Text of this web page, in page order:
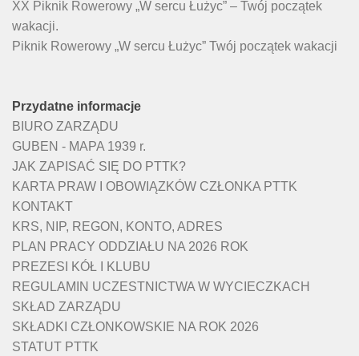
XX Piknik Rowerowy „W sercu Łużyc” – Twój początek
wakacji.
Piknik Rowerowy „W sercu Łużyc” Twój początek wakacji
Przydatne informacje
BIURO ZARZĄDU
GUBEN - MAPA 1939 r.
JAK ZAPISAĆ SIĘ DO PTTK?
KARTA PRAW I OBOWIĄZKÓW CZŁONKA PTTK
KONTAKT
KRS, NIP, REGON, KONTO, ADRES
PLAN PRACY ODDZIAŁU NA 2026 ROK
PREZESI KÓŁ I KLUBU
REGULAMIN UCZESTNICTWA W WYCIECZKACH
SKŁAD ZARZĄDU
SKŁADKI CZŁONKOWSKIE NA ROK 2026
STATUT PTTK